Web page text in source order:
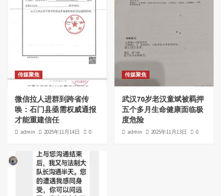
传媒聚焦
微信拉人进群到跨省传
唤：石门县亟需权威通报
才能重建信任
admin 2025年11月14日 0
传媒聚焦
武汉70岁老汉童斌被羁押
五个多月生命健康面临极
度危险
admin 2025年11月13日 0